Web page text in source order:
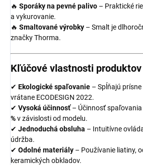
🔥 Sporáky na pevné palivo – Praktické
a vykurovanie.
🔥 Smaltované výrobky – Smalt je
značky Thorma.
Kľúčové vlastnosti produktov
✔ Ekologické spaľovanie – Spĺňajú
vrátane ECODESIGN 2022.
✔ Vysoká účinnosť– Účinnosť spaľovania
%v závislosti od modelu.
✔ Jednoduchá obsluha – Intuitívne
údržba.
✔ Odolné materiály – Používanie liatiny,
keramických obkladov.